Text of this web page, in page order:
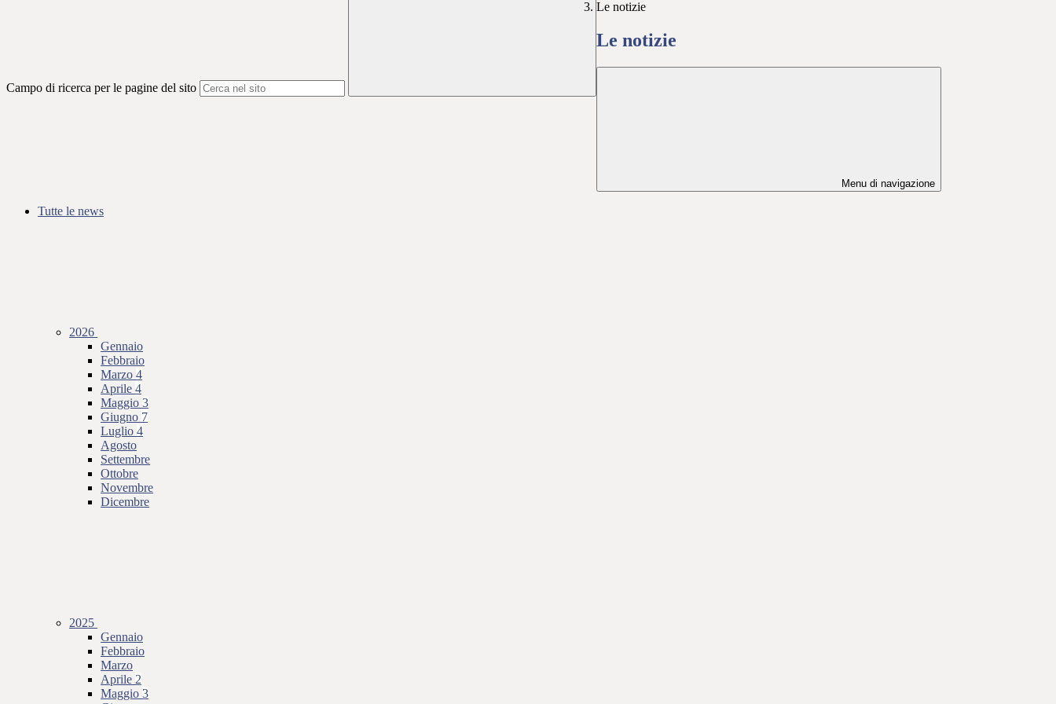
Campo di ricerca per le pagine del sito
Le notizie
Le notizie
Menu di navigazione
Tutte le news
2026
Gennaio
Febbraio
Marzo 4
Aprile 4
Maggio 3
Giugno 7
Luglio 4
Agosto
Settembre
Ottobre
Novembre
Dicembre
2025
Gennaio
Febbraio
Marzo
Aprile 2
Maggio 3